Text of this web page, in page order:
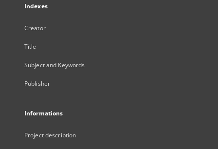
Indexes
Creator
Title
Subject and Keywords
Publisher
Informations
Project description